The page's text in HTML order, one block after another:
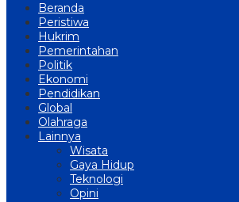
Beranda
Peristiwa
Hukrim
Pemerintahan
Politik
Ekonomi
Pendidikan
Global
Olahraga
Lainnya
Wisata
Gaya Hidup
Teknologi
Opini